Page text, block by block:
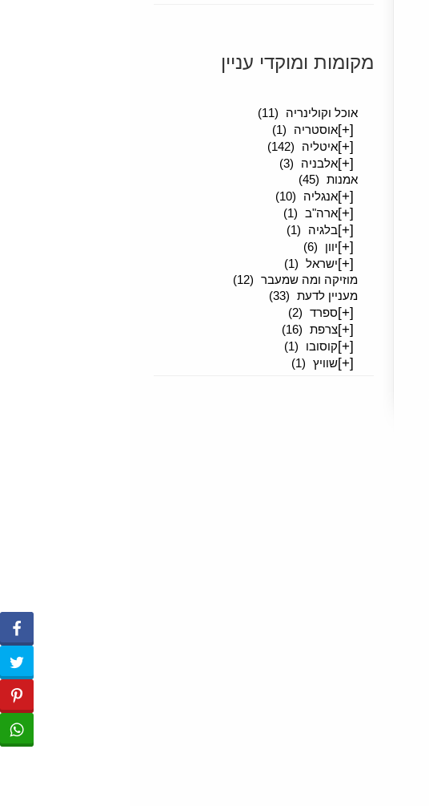
מקומות ומוקדי עניין
אוכל וקולינריה
(11)
[+]אוסטריה (1)
[+]איטליה (142)
[+]אלבניה
(3)
אמנות (45)
[+]אנגליה (10)
[+]ארה"ב (1)
[+]בלגיה (1)
[+]יוון (6)
[+]ישראל (1)
מוזיקה ומה שמעבר (12)
מעניין לדעת (33)
[+]ספרד (2)
[+]צרפת (16)
[+]קוסובו (1)
[+]שוויץ (1)